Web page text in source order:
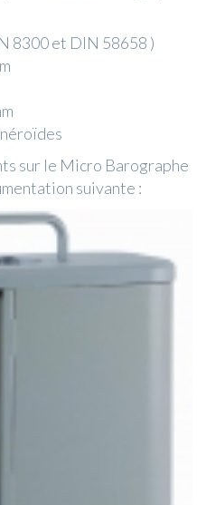
8300 et DIN 58658 )
sur le Micro Barographe
suivante :